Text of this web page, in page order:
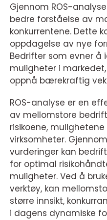
Gjennom ROS-
bedre forståelse av
konkurrentene. Dette
oppdagelse av nye
Bedrifter som evner
muligheter i
oppnå bærekraftig
ROS-analyse er en
av mellomstore
risikoene,
virksomheter.
vurderinger kan
for optimal
muligheter. Ved å
verktøy, kan
større innsikt,
i dagens dynamiske